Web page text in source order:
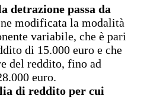
detrazione passa da
modificata la modalità
variabile, che è pari
di 15.000 euro e che
del reddito, fino ad
euro.
di reddito per cui